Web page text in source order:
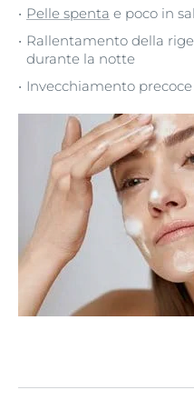
Pelle spenta e poco in
Rallentamento della
durante la notte
Invecchiamento